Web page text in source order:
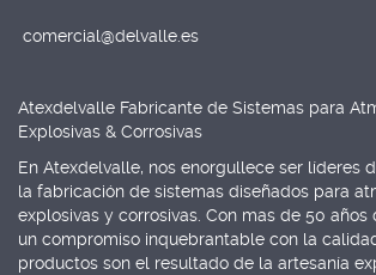
comercial@delvalle.es
Atexdelvalle Fabricante de Sistemas para
Explosivas & Corrosivas
En Atexdelvalle, nos enorgullece ser líderes
la fabricación de sistemas diseñados para
explosivas y corrosivas. Con mas de 50 años
un compromiso inquebrantable con la
productos son el resultado de la artesanía